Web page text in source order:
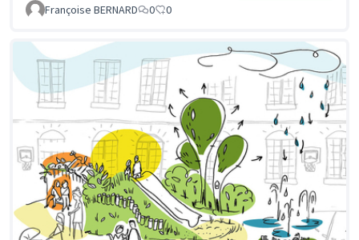
Françoise BERNARD
0 0